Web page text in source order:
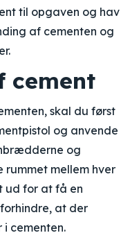
til opgaven og hav
af cementen og
cement
skal du først
og anvende
og
rummet mellem hver
ud for at få en
at der
cementen.